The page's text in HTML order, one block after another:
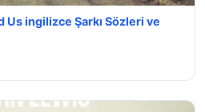
Us ingilizce Şarkı Sözleri ve